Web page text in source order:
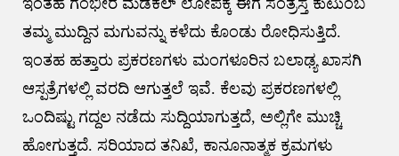
ತಮ್ಮ ಮುದ್ದಿನ ಮಗುವನ್ನು ಕಳೆದು ಕೊಂಡು ರೋಧಿಸುತ್ತಿದೆ.
ಇಂತಹ ಹತ್ತಾರು ಪ್ರಕರಣಗಳು ಮಂಗಳೂರಿನ ಬಲಾಢ್ಯ ಖಾಸಗಿ
ಆಸ್ಪತ್ರೆಗಳಲ್ಲಿ ವರದಿ ಆಗುತ್ತಲೆ ಇವೆ. ಕೆಲವು ಪ್ರಕರಣಗಳಲ್ಲಿ
ಒಂದಿಷ್ಟು ಗದ್ದಲ ನಡೆದು ಸುದ್ದಿಯಾಗುತ್ತದೆ, ಅಲ್ಲಿಗೇ ಮುಚ್ಚಿ
ಹೋಗುತ್ತದೆ. ಸರಿಯಾದ ತನಿಖೆ, ಕಾನೂನಾತ್ಮಕ ಕ್ರಮಗಳು